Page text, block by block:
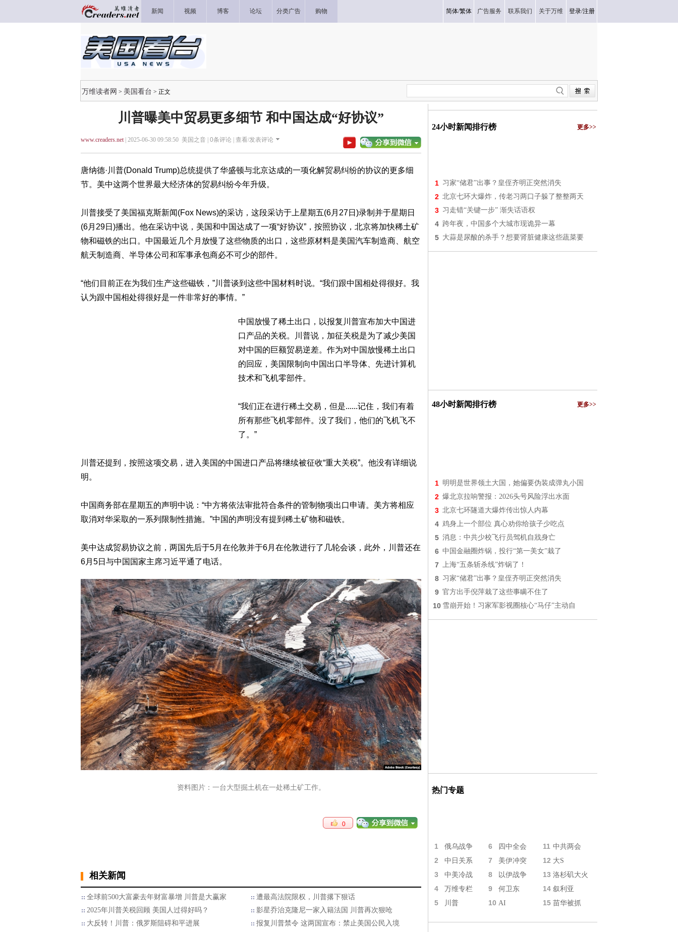
新闻 视频 博客 论坛 分类广告 购物 简体/繁体 广告服务 联系我们 关于万维 登录/注册
万维读者网 > 美国看台 > 正文
川普曝美中贸易更多细节 和中国达成“好协议”
www.creaders.net| 2025-06-30 09:58:50 美国之音 | 0条评论 | 查看/发表评论
唐纳德·川普(Donald Trump)总统提供了华盛顿与北京达成的一项化解贸易纠纷的协议的更多细
节。美中这两个世界最大经济体的贸易纠纷今年升级。
川普接受了美国福克斯新闻(Fox News)的采访，这段采访于上星期五(6月27日)录制并于星期日
(6月29日)播出。他在采访中说，美国和中国达成了一项“好协议”，按照协议，北京将加快稀土矿
物和磁铁的出口。中国最近几个月放慢了这些物质的出口，这些原材料是美国汽车制造商、航空
航天制造商、半导体公司和军事承包商必不可少的部件。
“他们目前正在为我们生产这些磁铁，”川普谈到这些中国材料时说。“我们跟中国相处得很好。我
认为跟中国相处得很好是一件非常好的事情。”
中国放慢了稀土出口，以报复川普宣布加大中国进
口产品的关税。川普说，加征关税是为了减少美国
对中国的巨额贸易逆差。作为对中国放慢稀土出口
的回应，美国限制向中国出口半导体、先进计算机
技术和飞机零部件。
“我们正在进行稀土交易，但是......记住，我们有着
所有那些飞机零部件。没了我们，他们的飞机飞不
了。”
川普还提到，按照这项交易，进入美国的中国进口产品将继续被征收“重大关税”。他没有详细说
明。
中国商务部在星期五的声明中说：“中方将依法审批符合条件的管制物项出口申请。美方将相应
取消对华采取的一系列限制性措施。”中国的声明没有提到稀土矿物和磁铁。
美中达成贸易协议之前，两国先后于5月在伦敦并于6月在伦敦进行了几轮会谈，此外，川普还在
6月5日与中国国家主席习近平通了电话。
资料图片：一台大型掘土机在一处稀土矿工作。
0
相关新闻
全球前500大富豪去年财富暴增 川普是大赢家
遭最高法院限权，川普撂下狠话
2025年川普关税回顾 美国人过得好吗？
影星乔治克隆尼一家入籍法国 川普再次狠呛
大反转！川普：俄罗斯阻碍和平进展
报复川普禁令 这两国宣布：禁止美国公民入境
24小时新闻排行榜 更多>>
1 习家“储君”出事？皇侄齐明正突然消失
2 北京七环大爆炸，传老习两口子躲了整整两天
3 习走错“关键一步” 渐失话语权
4 跨年夜，中国多个大城市现诡异一幕
5 大蒜是尿酸的杀手？想要肾脏健康这些蔬菜要
48小时新闻排行榜 更多>>
1 明明是世界领土大国，她偏要伪装成弹丸小国
2 爆北京拉响警报：2026头号风险浮出水面
3 北京七环隧道大爆炸传出惊人内幕
4 鸡身上一个部位 真心劝你给孩子少吃点
5 消息：中共少校飞行员驾机自戕身亡
6 中国金融圈炸锅，投行“第一美女”栽了
7 上海“五条斩杀线”炸锅了！
8 习家“储君”出事？皇侄齐明正突然消失
9 官方出手倪萍栽了这些事瞒不住了
10 雪崩开始！习家军影视圈核心“马仔”主动自
热门专题
1 俄乌战争 6 四中全会 11 中共两会
2 中日关系 7 美伊冲突 12 大S
3 中美冷战 8 以伊战争 13 洛杉矶大火
4 万维专栏 9 何卫东 14 叙利亚
5 川普 10 AI 15 苗华被抓